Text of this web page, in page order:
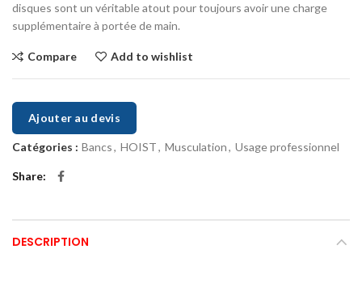
disques sont un véritable atout pour toujours avoir une charge
supplémentaire à portée de main.
Compare Add to wishlist
Ajouter au devis
Catégories : Bancs, HOIST, Musculation, Usage professionnel
Share
DESCRIPTION